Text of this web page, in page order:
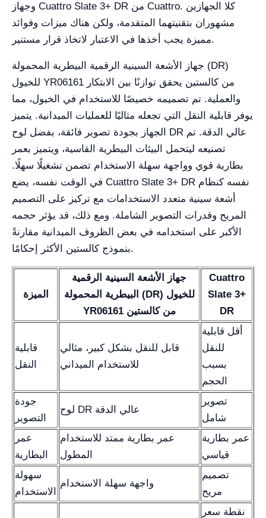
وجهاز Cuattro Slate 3+ DR من Cuattro. كلا الجهازين
مشهوران بتقنيتهما المتقدمة، ولكن هناك ميزات وفوائد
مميزة يجب أخذها في الاعتبار لاتخاذ قرار مستنير.
جهاز الأشعة السينية الرقمية البيطرية المحمولة (DR)
للخيول YR06161 من كالستين يحقق توازنًا بين الابتكار
والعملية. تم تصميمه خصيصًا للاستخدام في الخيول، مما
يوفر قابلية النقل التي تجعله مثاليًا للعمليات الميدانية. يتميز
الجهاز بجودة تصوير فائقة، بفضل لوح DR عالي الدقة. تم
تصنيعه ليتحمل البيئات البيطرية القاسية، ويتميز بعمر
بطارية قوي وواجهة سهلة الاستخدام تضمن تشغيلًا سهلًا.
في الوقت نفسه، يضع Cuattro Slate 3+ DR نفسه كنظام
أشعة سينية متعدد الاستخدامات مع تركيز على التصميم
المريح وقدرات التصوير الشاملة. ومع ذلك، قد يؤثر حجمه
الأكبر على استخدامه في بعض الظروف الميدانية مقارنةً
بنموذج كالستين الأكثر إحكامًا.
الميزة
جهاز الأشعة السينية الرقمية
البيطرية المحمولة (DR) للخيول
YR06161 من كالستين
Cuattro
Slate 3+
DR
قابلية
النقل
قابل للنقل بشكل كبير، مثالي
للاستخدام الميداني
أقل قابلية
للنقل
بسبب
الحجم
جودة
التصوير
لوح DR عالي الدقة
تصوير
شامل
عمر
البطارية
عمر بطارية ممتد للاستخدام
المطول
عمر بطارية
قياسي
سهولة
الاستخدام
واجهة سهلة الاستخدام
تصميم
مريح
نقطة سعر